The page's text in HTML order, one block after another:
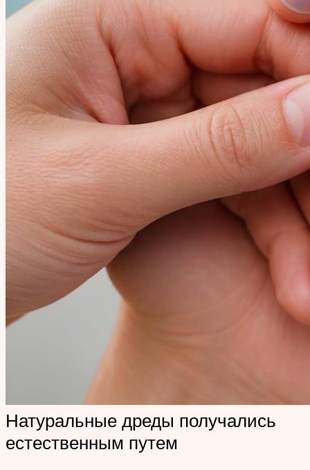
Натуральные дреды получались
естественным путем